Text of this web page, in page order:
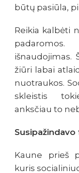
būtų pasiūla,
Reikia kalbėti
išnaudojimas.
žiūri labai
nuotraukos.
skleistis
anksčiau to
Kaune prieš
kuris